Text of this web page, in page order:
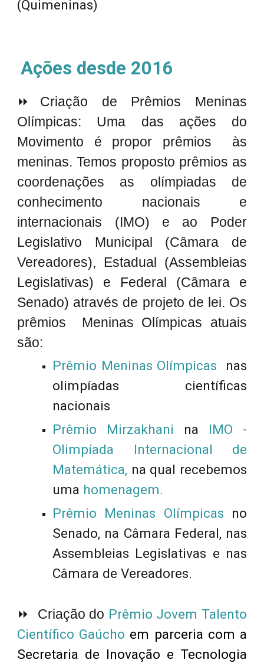
(Quimeninas)
Ações desde 2016
⏩ Criação de Prêmios Meninas
Olímpicas: Uma das ações do
Movimento é propor prêmios às
meninas. Temos proposto prêmios as
coordenações as olímpiadas de
conhecimento nacionais e
internacionais (IMO) e ao Poder
Legislativo Municipal (Câmara de
Vereadores), Estadual (Assembleias
Legislativas) e Federal (Câmara e
Senado) através de projeto de lei. Os
prêmios Meninas Olímpicas atuais
são:
Prêmio Meninas Olímpicas
nas
olimpíadas científicas
nacionais
Prêmio Mirzakhani
na IMO -
Olimpíada Internacional de
Matemática, na qual recebemos
uma homenagem.
Prêmio Meninas Olímpicas no
Senado, na Câmara Federal, nas
Assembleias Legislativas e nas
Câmara de Vereadores.
⏩ Criação do Prêmio Jovem Talento
Científico Gaúcho em parceria com a
Secretaria de Inovação e Tecnologia